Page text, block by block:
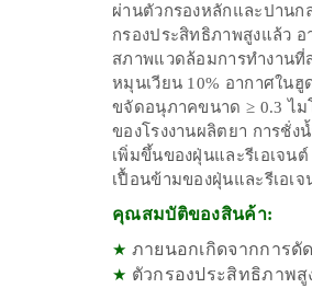
ผ่านตัวกรองหลักและปานก
กรองประสิทธิภาพสูงแล้ว
สภาพแวดล้อมการทำงาน
หมุนเวียน 10% อากาศใน
ขจัดอนุภาคขนาด ≥ 0.3 ไม
ของโรงงานผลิตยา การชั่
เพิ่มขึ้นของฝุ่นและรีเอเจน
เปื้อนข้ามของฝุ่นและรีเอ
คุณสมบัติของสินค้า:
★ ภายนอกเกิดจากการดั
★ ตัวกรองประสิทธิภาพ